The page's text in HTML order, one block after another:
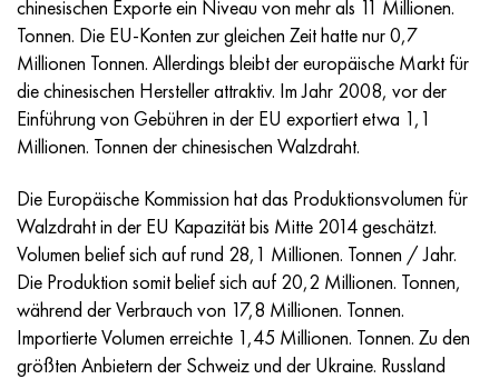
chinesischen Exporte ein Niveau von mehr als 11 Millionen.
Tonnen. Die EU-Konten zur gleichen Zeit hatte nur 0,7
Millionen Tonnen. Allerdings bleibt der europäische Markt für
die chinesischen Hersteller attraktiv. Im Jahr 2008, vor der
Einführung von Gebühren in der EU exportiert etwa 1,1
Millionen. Tonnen der chinesischen Walzdraht.
Die Europäische Kommission hat das Produktionsvolumen für
Walzdraht in der EU Kapazität bis Mitte 2014 geschätzt.
Volumen belief sich auf rund 28,1 Millionen. Tonnen / Jahr.
Die Produktion somit belief sich auf 20,2 Millionen. Tonnen,
während der Verbrauch von 17,8 Millionen. Tonnen.
Importierte Volumen erreichte 1,45 Millionen. Tonnen. Zu den
größten Anbietern der Schweiz und der Ukraine. Russland
Incotherm
Incotest
Jethete M152
Martensitaushärtung 250
Renee 41
Martensitaushärtung 300
47ND
47NHR
49KF
50H
50NP
50NHS
HN62VMYUT
HN62MVKYU
HN63MB
HN65VMTYU
HN67MVTYU
HN68VKTYU
VT-35
PT-1M
PT-3V
2V
SPT-2 Schweißdraht
AT3
1.4466 - aisi 310MoLn
Legierung Al6xn
15-7Ph® - 1.4532
1.4542 - 17-4Ph®.
Custom 455® - 1.4543 - uns s45500
1.4545 - 15-5Ph®
10H17N13М3Т
10H18N18YU4D
11H11N2V2МF
13H11N2V2МF
15H11MF
15H12VNMF
2.0872, CuNi10Fe1Mn, Cw352h
Silicium-Aluminium-Bronze
CW301G, C64200
C65500, CuAl11Fe3
C65620, CuSi3Fe2Zn3
C65100, CuSi1,5
Rotmessing
C84400, CuSn2ZnPb
C83600, CuSn5ZnPb
45G2, 45g2, aisi 1144
Baustahl legiert
10g2, 10g2, aisi 1513
АS14, 11SMnPb30
20G, 20mn5
20HN3А, aisi 4320, 20hn3a
R6M5, 1.3343, hs6-5-2, sw7m
R6M5K5, 1.3243, hs6-5-2-5
R6М5F3, 1.3344, hs6-5-3
R12F3, 1.3318, sw12
R18, 1.3355, hs18-0-1, sw18
Kohlenstoffstahl